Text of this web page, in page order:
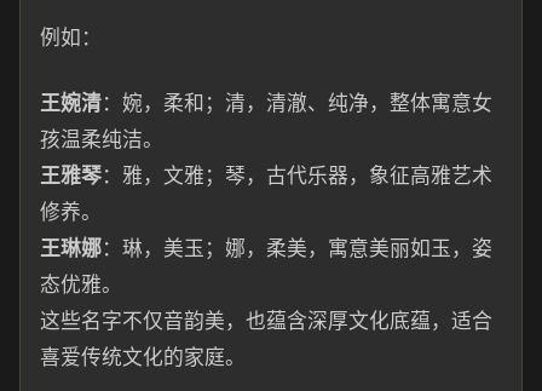
例如：
王婉清：婉，柔和；清，清澈、纯净，整体寓意女
孩温柔纯洁。
王雅琴：雅，文雅；琴，古代乐器，象征高雅艺术
修养。
王琳娜：琳，美玉；娜，柔美，寓意美丽如玉，姿
态优雅。
这些名字不仅音韵美，也蕴含深厚文化底蕴，适合
喜爱传统文化的家庭。